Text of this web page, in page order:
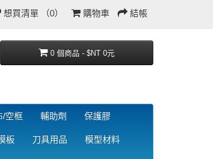
想買清單 （0） 購物車 結帳
0 個商品 - $NT 0元
/空框 輔助劑 保護膠
板 刀具用品 模型材料